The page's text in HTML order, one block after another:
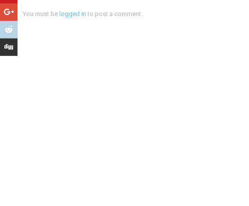
You must be logged in to post a comment.